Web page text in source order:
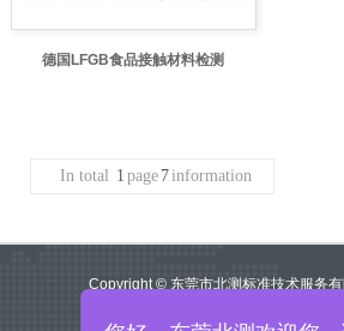
德国LFGB食品接触材料检测
In total 1 page 7 information
Copyright © 东莞市北测标准技术服务